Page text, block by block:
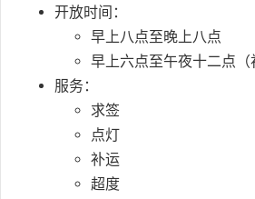
开放时间：
早上八点至晚上八点
早上六点至午夜十二点（
服务：
求签
点灯
补运
超度